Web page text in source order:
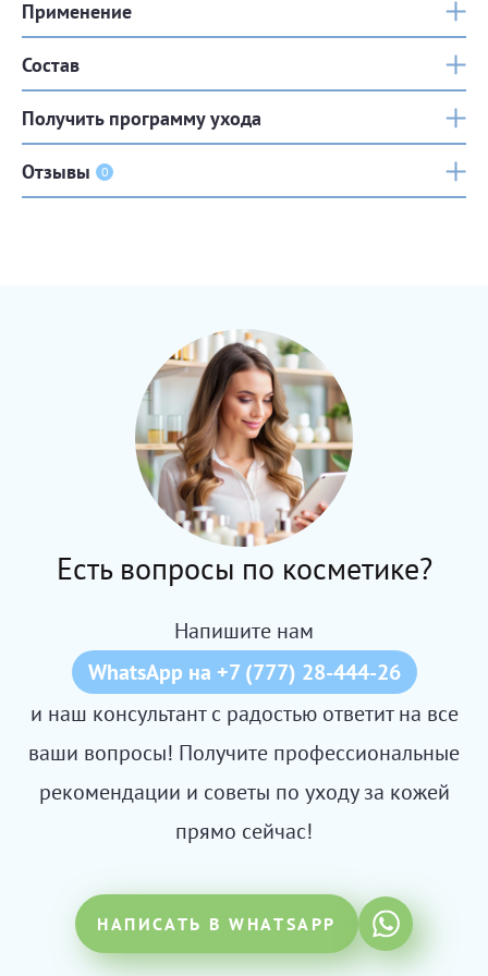
Применение
Состав
Получить программу ухода
Отзывы 0
Есть вопросы по косметике?
Напишите нам
WhatsApp на +7 (777) 28-444-26
и наш консультант с радостью ответит на все
ваши вопросы! Получите профессиональные
рекомендации и советы по уходу за кожей
прямо сейчас!
НАПИСАТЬ В WHATSAPP